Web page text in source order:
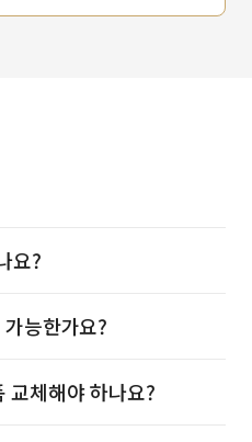
요?
능한가요?
교체해야 하나요?